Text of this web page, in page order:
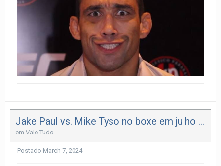
Jake Paul vs. Mike Tyso no boxe em julho no Cowboys Stadium, para a Netflix
em Vale Tudo
Postado March 7, 2024